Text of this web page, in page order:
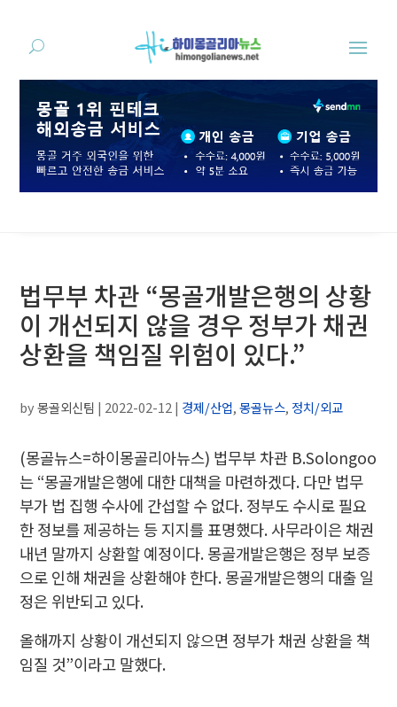
법무부 차관 “몽골개발은행의 상황
이 개선되지 않을 경우 정부가 채권
상환을 책임질 위험이 있다.”
by몽골외신팀 | 2022-02-12 | 경제/산업,몽골뉴스, 정치/외교
(몽골뉴스=하이몽골리아뉴스) 법무부 차관 B.Solongoo
는 “몽골개발은행에 대한 대책을 마련하겠다. 다만 법무
부가 법 집행 수사에 간섭할 수 없다. 정부도 수시로 필요
한 정보를 제공하는 등 지지를 표명했다. 사무라이은 채권
내년 말까지 상환할 예정이다. 몽골개발은행은 정부 보증
으로 인해 채권을 상환해야 한다. 몽골개발은행의 대출 일
정은 위반되고 있다.
올해까지 상황이 개선되지 않으면 정부가 채권 상환을 책
임질 것”이라고 말했다.